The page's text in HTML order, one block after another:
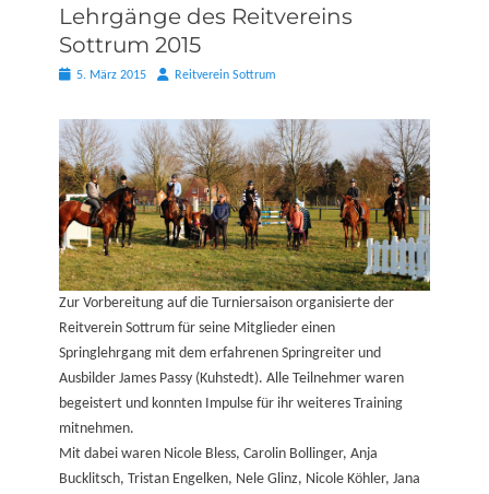
Lehrgänge des Reitvereins
Sottrum 2015
Posted5. März 2015 AutorReitverein Sottrum
Zur Vorbereitung auf die Turniersaison organisierte der
Reitverein Sottrum für seine Mitglieder einen
Springlehrgang mit dem erfahrenen Springreiter und
Ausbilder James Passy (Kuhstedt). Alle Teilnehmer waren
begeistert und konnten Impulse für ihr weiteres Training
mitnehmen.
Mit dabei waren Nicole Bless, Carolin Bollinger, Anja
Bucklitsch, Tristan Engelken, Nele Glinz, Nicole Köhler, Jana